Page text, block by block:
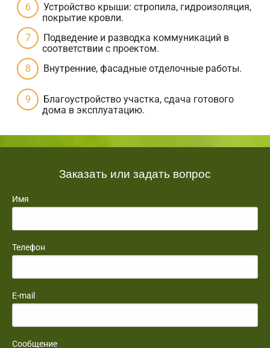
Устройство крыши: стропила, гидроизоляция,
покрытие кровли.
Подведение и разводка коммуникаций в
соответствии с проектом.
Внутренние, фасадные отделочные работы.
Благоустройство участка, сдача готового
дома в эксплуатацию.
Заказать или задать вопрос
Имя
Телефон
E-mail
Сообщение